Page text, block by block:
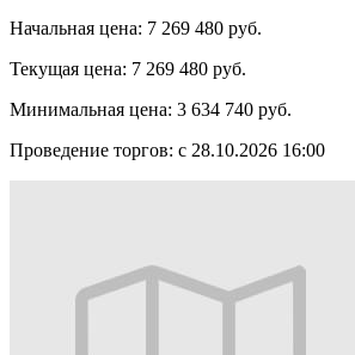
Начальная цена: 7 269 480 руб.
Текущая цена: 7 269 480 руб.
Минимальная цена: 3 634 740 руб.
Проведение торгов: с 28.10.2026 16:00